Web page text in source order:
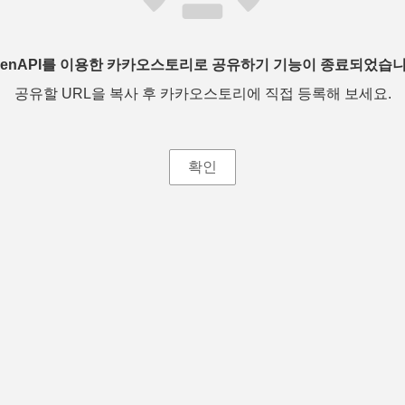
를 이용한 카카오스토리로 공유하기 기능이 종료되었습
공유할 URL을 복사 후 카카오스토리에 직접 등록해 보세요.
확인